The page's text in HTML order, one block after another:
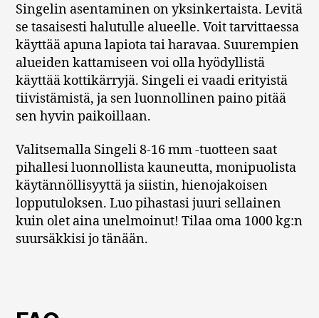
Singelin asentaminen on yksinkertaista. Levitä
se tasaisesti halutulle alueelle. Voit tarvittaessa
käyttää apuna lapiota tai haravaa. Suurempien
alueiden kattamiseen voi olla hyödyllistä
käyttää kottikärryjä. Singeli ei vaadi erityistä
tiivistämistä, ja sen luonnollinen paino pitää
sen hyvin paikoillaan.
Valitsemalla Singeli 8-16 mm -tuotteen saat
pihallesi luonnollista kauneutta, monipuolista
käytännöllisyyttä ja siistin, hienojakoisen
lopputuloksen. Luo pihastasi juuri sellainen
kuin olet aina unelmoinut! Tilaa oma 1000 kg:n
suursäkkisi jo tänään.